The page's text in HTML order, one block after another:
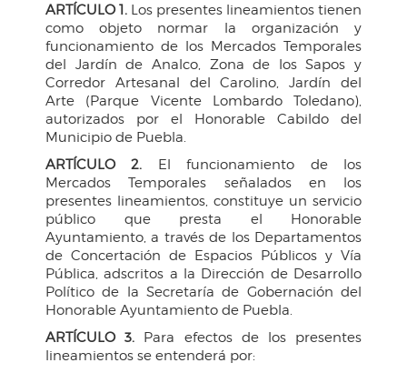
ARTÍCULO 1. Los presentes lineamientos tienen
como objeto normar la organización y
funcionamiento de los Mercados Temporales
del Jardín de Analco, Zona de los Sapos y
Corredor Artesanal del Carolino, Jardín del
Arte (Parque Vicente Lombardo Toledano),
autorizados por el Honorable Cabildo del
Municipio de Puebla.
ARTÍCULO 2. El funcionamiento de los
Mercados Temporales señalados en los
presentes lineamientos, constituye un servicio
público que presta el Honorable
Ayuntamiento, a través de los Departamentos
de Concertación de Espacios Públicos y Vía
Pública, adscritos a la Dirección de Desarrollo
Político de la Secretaría de Gobernación del
Honorable Ayuntamiento de Puebla.
ARTÍCULO 3. Para efectos de los presentes
lineamientos se entenderá por: